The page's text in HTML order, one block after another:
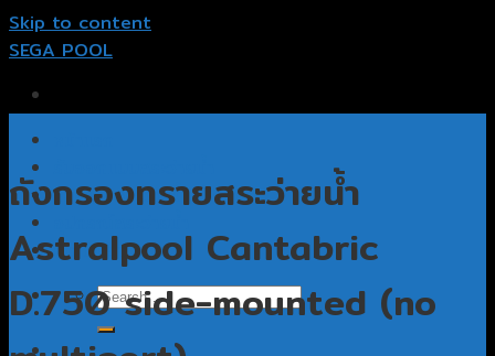
Skip to content
SEGA POOL
รับสร้างสระว่ายน้ำ
ติดต่อเรา
ถังกรองทรายสระว่ายน้ำ
Astralpool Cantabric
D.750 side-mounted (no